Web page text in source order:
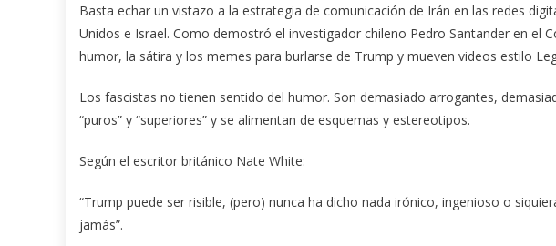
Basta echar un vistazo a la estrategia de comunicación de Irán en las redes
Unidos e Israel. Como demostró el investigador chileno Pedro Santander en el
humor, la sátira y los memes para burlarse de Trump y mueven videos estilo
Los fascistas no tienen sentido del humor. Son demasiado arrogantes,
“puros” y “superiores” y se alimentan de esquemas y estereotipos.
Según el escritor británico Nate White:
“Trump puede ser risible, (pero) nunca ha dicho nada irónico, ingenioso o
jamás”.